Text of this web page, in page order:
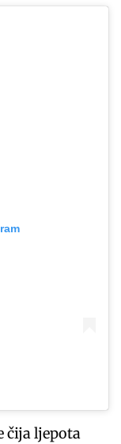
čija ljepota